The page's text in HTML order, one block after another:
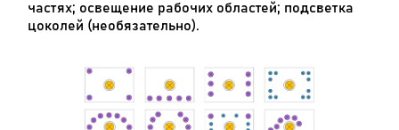
частях; освещение рабочих областей; подсветка
цоколей (необязательно).